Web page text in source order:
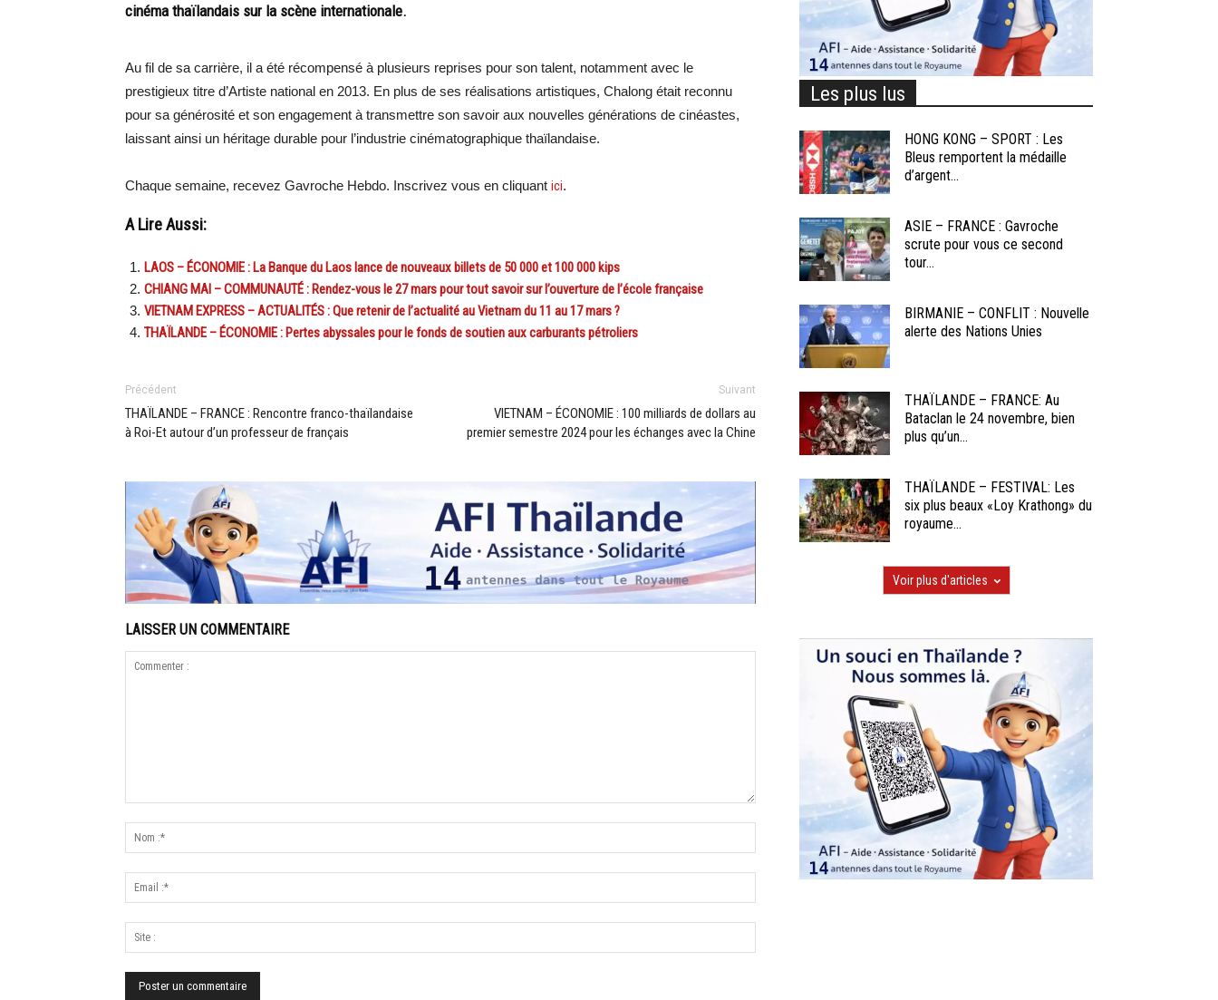
cinéma thaïlandais sur la scène internationale.
Au fil de sa carrière, il a été récompensé à plusieurs reprises pour son talent, notamment avec le
prestigieux titre d’Artiste national en 2013. En plus de ses réalisations artistiques, Chalong était reconnu
pour sa générosité et son engagement à transmettre son savoir aux nouvelles générations de cinéastes,
laissant ainsi un héritage durable pour l’industrie cinématographique thaïlandaise.
Chaque semaine, recevez Gavroche Hebdo. Inscrivez vous en cliquant ici.
A Lire Aussi:
LAOS – ÉCONOMIE : La Banque du Laos lance de nouveaux billets de 50 000 et 100 000 kips
CHIANG MAI – COMMUNAUTÉ : Rendez-vous le 27 mars pour tout savoir sur l’ouverture de l’école française
VIETNAM EXPRESS – ACTUALITÉS : Que retenir de l’actualité au Vietnam du 11 au 17 mars ?
THAÏLANDE – ÉCONOMIE : Pertes abyssales pour le fonds de soutien aux carburants pétroliers
Précédent
THAÏLANDE – FRANCE : Rencontre franco-thaïlandaise
à Roi-Et autour d’un professeur de français
Suivant
VIETNAM – ÉCONOMIE : 100 milliards de dollars au
premier semestre 2024 pour les échanges avec la Chine
LAISSER UN COMMENTAIRE
Les plus lus
HONG KONG – SPORT : Les
Bleus remportent la médaille
d’argent...
ASIE – FRANCE : Gavroche
scrute pour vous ce second
tour...
BIRMANIE – CONFLIT : Nouvelle
alerte des Nations Unies
THAÏLANDE – FRANCE: Au
Bataclan le 24 novembre, bien
plus qu’un...
THAÏLANDE – FESTIVAL: Les
six plus beaux «Loy Krathong» du
royaume...
Voir plus d'articles